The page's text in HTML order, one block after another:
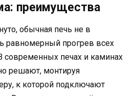
преимущества
обычная печь не в
равномерный прогрев всех
печах и каминах
решают, монтируя
к которой подключают